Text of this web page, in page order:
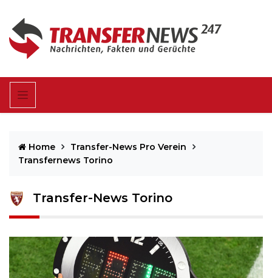
Home
Transfer-News Pro Verein
Transfernews Torino
Transfer-News Torino